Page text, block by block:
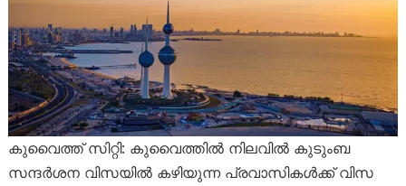
കുവൈത്ത് സിറ്റി: കുവൈത്തിൽ നിലവിൽ കുടുംബ
സന്ദർശന വിസയിൽ കഴിയുന്ന പ്രവാസികൾക്ക് വിസ